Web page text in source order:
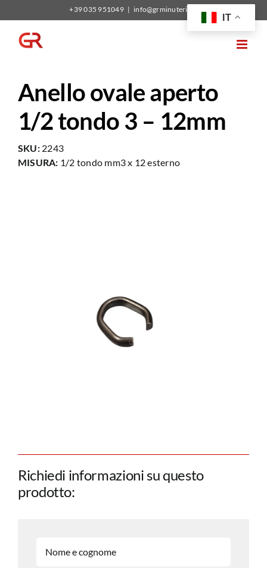
al
contenuto
+39 035 951049 | info@grminuterie.it
Anello ovale aperto
1/2 tondo 3 – 12mm
SKU:2243
MISURA: 1/2 tondo mm3 x 12 esterno
Richiedi informazioni su questo
prodotto:
IT